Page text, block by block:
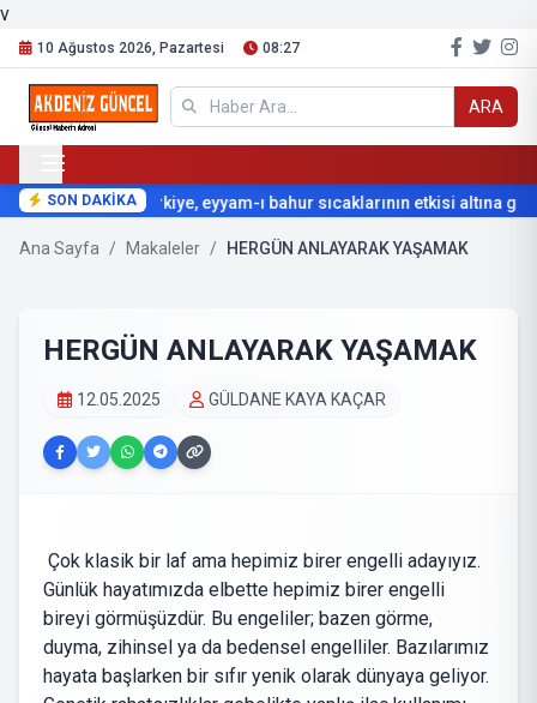
v
10 Ağustos 2026, Pazartesi 08:27
ARA
SON DAKİKATürkiye, eyyam-ı bahur sıcaklarının etkisi altına
Ana Sayfa / Makaleler / HERGÜN ANLAYARAK YAŞAMAK
HERGÜN ANLAYARAK YAŞAMAK
12.05.2025 GÜLDANE KAYA KAÇAR
Çok klasik bir laf ama hepimiz birer engelli adayıyız.
Günlük hayatımızda elbette hepimiz birer engelli
bireyi görmüşüzdür. Bu engeliler; bazen görme,
duyma, zihinsel ya da bedensel engelliler. Bazılarımız
hayata başlarken bir sıfır yenik olarak dünyaya geliyor.